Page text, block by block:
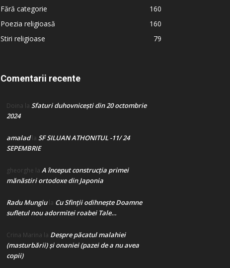
Fără categorie
160
Poezia religioasă
160
Stiri religioase
79
Comentarii recente
Doina la Sfaturi duhovnicești din 20 octombrie
2024
amaladla SF SILUAN ATHONITUL -11/ 24
SEPEMBRIE
gheorghe la A început construcţia primei
mănăstiri ortodoxe din Japonia
Radu Mungiula Cu Sfinții odihnește Doamne
sufletul nou adormitei roabei Tale…
Crina Marina la Despre păcatul malahiei
(masturbării) şi onaniei (pazei de a nu avea
copii)